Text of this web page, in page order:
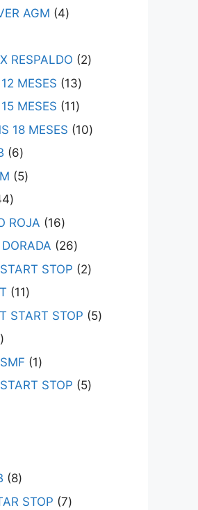
AGM
4
RESPALDO
2
MESES
13
MESES
11
18 MESES
10
6
5
ROJA
16
26
STOP
2
11
START STOP
5
1
STOP
5
8
STOP 7